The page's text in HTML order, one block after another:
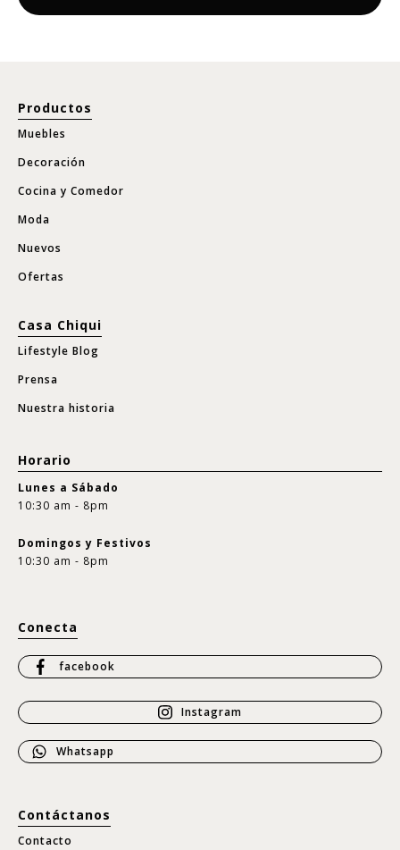
Productos
Muebles
Decoración
Cocina y Comedor
Moda
Nuevos
Ofertas
Casa Chiqui
Lifestyle Blog
Prensa
Nuestra historia
Horario
Lunes a Sábado
10:30 am - 8pm
Domingos y Festivos
10:30 am - 8pm
Conecta
facebook
Instagram
Whatsapp
Contáctanos
Contacto